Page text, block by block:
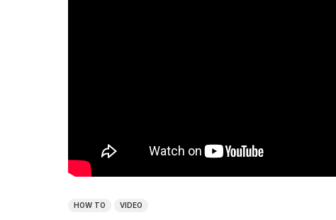
HOW TO VIDEO